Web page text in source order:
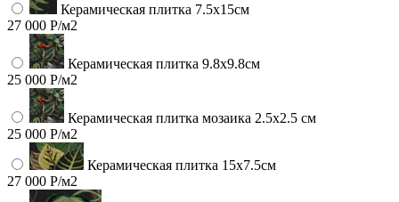
Керамическая плитка 7.5х15см
27 000 Р/м2
Керамическая плитка 9.8x9.8см
25 000 Р/м2
Керамическая плитка мозаика 2.5x2.5 см
25 000 Р/м2
Керамическая плитка 15х7.5см
27 000 Р/м2